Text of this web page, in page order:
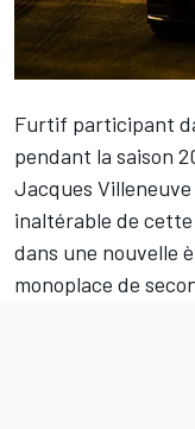
Furtif participant
pendant la saison
Jacques Villeneuve
inaltérable de
dans une nouvelle
monoplace de